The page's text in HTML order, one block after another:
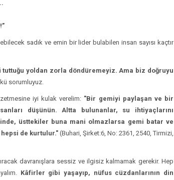
sadık ve emin bir lider bulabilen insan sayısı kaçtır
tuttuğu yoldan zorla döndüremeyiz. Ama biz doğruyu
sorumluyuz.
iyi kulak verelim: "Bir gemiyi paylaşan ve bir
düşünün. Altta bulunanlar, su ihtiyaçlarını
üsttekiler buna mani olmazlarsa gemi batar ve
de kurtulur." (Buhari, Şirket:6, No: 2361, 2540, Tirmizi,
davranışlara sessiz ve ilgisiz kalmamak gerekir. Hep
Kâfirler gibi yaşayıp, nüfus cüzdanlarının din